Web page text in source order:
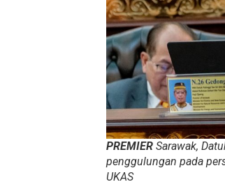
PREMIER Sarawak,
penggulungan pada
UKAS